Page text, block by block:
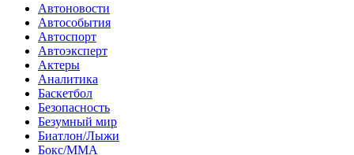
Автоновости
Автособытия
Автоспорт
Автоэксперт
Актеры
Аналитика
Баскетбол
Безопасность
Безумный мир
Биатлон/Лыжи
Бокс/MMA